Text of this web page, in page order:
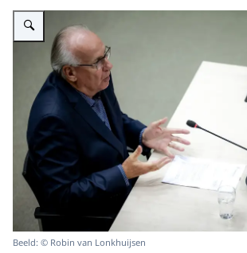
Vergroot afbeelding Peter Veld, voormalig
Beeld: © Robin van Lonkhuijsen